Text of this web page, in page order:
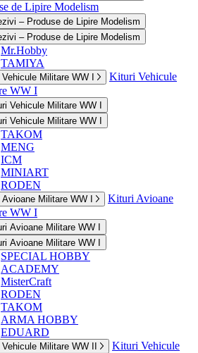
de Lipire Modelism
– Produse de Lipire Modelism
– Produse de Lipire Modelism
Mr.Hobby
TAMIYA
Vehicule Militare WW I
Kituri Vehicule
WW I
Vehicule Militare WW I
Vehicule Militare WW I
TAKOM
MENG
ICM
MINIART
RODEN
Avioane Militare WW I
Kituri Avioane
WW I
Avioane Militare WW I
Avioane Militare WW I
SPECIAL HOBBY
ACADEMY
MisterCraft
RODEN
TAKOM
ARMA HOBBY
EDUARD
Vehicule Militare WW II
Kituri Vehicule